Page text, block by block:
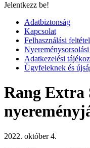
Jelentkezz be!
Adatbiztonság
Kapcsolat
Felhasználási
Adatkezelési
Ügyfeleknek és
Rang Extra
2022. október 4.